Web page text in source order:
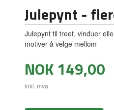
Julepynt -
Julepynt til treet, vinduer
motiver å velge mellom
Pris
NOK149,00
inkl. mva.